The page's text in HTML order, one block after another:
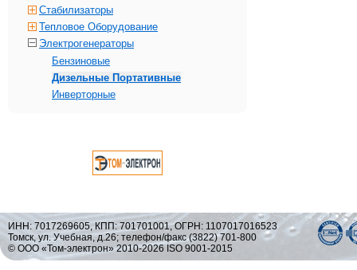
Стабилизаторы
Тепловое Оборудование
Электрогенераторы
Бензиновые
Дизельные Портативные
Инверторные
ИНН: 7017269605, КПП: 701701001, ОГРН: 1107017016523
Томск, ул. Учебная, д.26; телефон/факс (3822) 701-800
© ООО «Том-электрон» 2010-2026 ISO 9001-2015